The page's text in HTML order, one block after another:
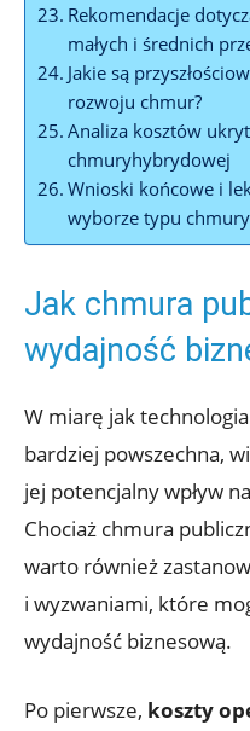
Rekomendacje
małych‌ i średnich
Jakie są
rozwoju‍ chmur?
Analiza kosztów‍
chmuryhybrydowej
Wnioski ⁣końcowe i⁢
wyborze typu chmury
Jak chmura⁣
wydajność
W miarę jak
bardziej powszechna,
jej potencjalny wpływ
Chociaż ⁤chmura​
warto również
i ​wyzwaniami, które
wydajność biznesową.
Po pierwsze, koszty